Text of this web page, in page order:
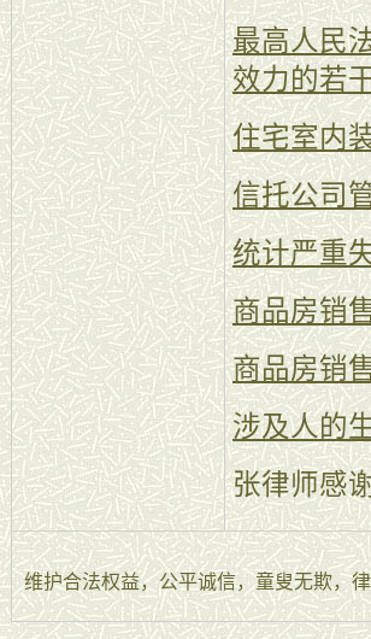
最高人民
效力的若
住宅室内
信托公司
统计严重
商品房销
商品房销
涉及人的
张律师感
维护合法权益，公平诚信，童叟无欺，